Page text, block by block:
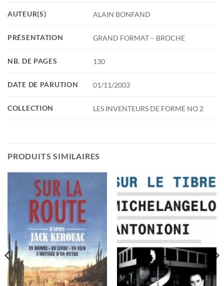
AUTEUR(S) ALAIN BONFAND
PRÉSENTATION GRAND FORMAT – BROCHE
NB. DE PAGES 130
DATE DE PARUTION 01/11/2003
COLLECTION LES INVENTEURS DE FORME NO 2
PRODUITS SIMILAIRES